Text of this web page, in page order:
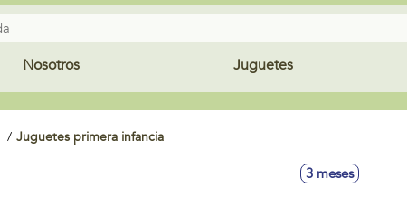
Nosotros Juguetes
Juguetes primera infancia
3 meses